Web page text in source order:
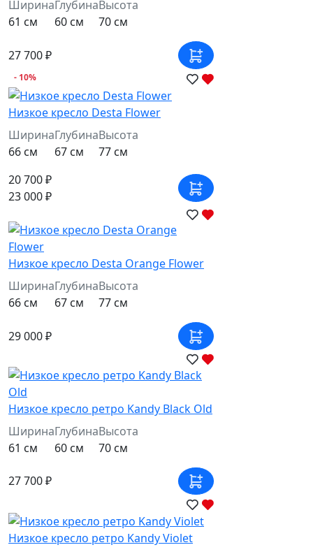
Ширина
61 см
Глубина
60 см
Высота
70 см
27 700 ₽
- 10%
Низкое кресло Desta Flower
Ширина
66 см
Глубина
67 см
Высота
77 см
20 700 ₽
23 000 ₽
Низкое кресло Desta Orange Flower
Ширина
66 см
Глубина
67 см
Высота
77 см
29 000 ₽
Низкое кресло ретро Kandy Black Old
Ширина
61 см
Глубина
60 см
Высота
70 см
27 700 ₽
Низкое кресло ретро Kandy Violet